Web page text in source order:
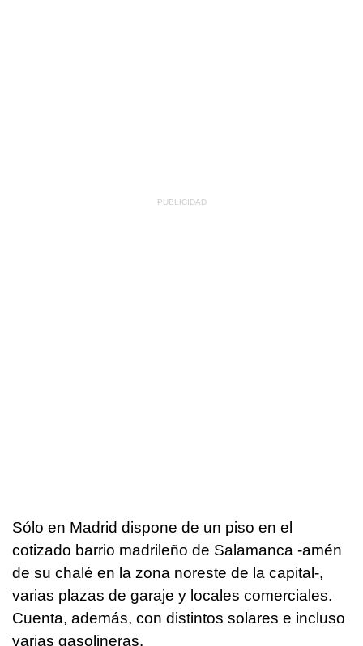
Sólo en Madrid dispone de un piso en el
cotizado barrio madrileño de Salamanca -amén
de su chalé en la zona noreste de la capital-,
varias plazas de garaje y locales comerciales.
Cuenta, además, con distintos solares e incluso
varias gasolineras.